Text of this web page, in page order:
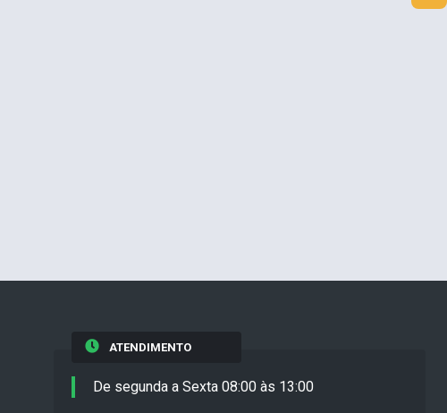
ATENDIMENTO
De segunda a Sexta 08:00 às 13:00